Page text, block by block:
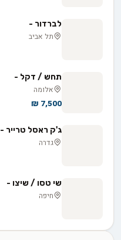
לברדור -
תל אביב
תחש / דקל -
אלומה
7,500 ₪
ג'ק ראסל טרייר -
גדרה
שי טסו / שיצו -
חיפה